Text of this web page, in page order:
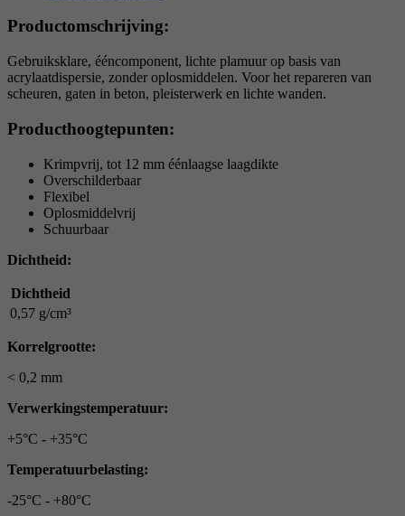
Productomschrijving:
Gebruiksklare, ééncomponent, lichte plamuur op basis van
acrylaatdispersie, zonder oplosmiddelen. Voor het repareren van
scheuren, gaten in beton, pleisterwerk en lichte wanden.
Producthoogtepunten:
Krimpvrij, tot 12 mm éénlaagse laagdikte
Overschilderbaar
Flexibel
Oplosmiddelvrij
Schuurbaar
Dichtheid:
Dichtheid
0,57 g/cm³
Korrelgrootte:
< 0,2 mm
Verwerkingstemperatuur:
+5°C - +35°C
Temperatuurbelasting:
-25°C - +80°C